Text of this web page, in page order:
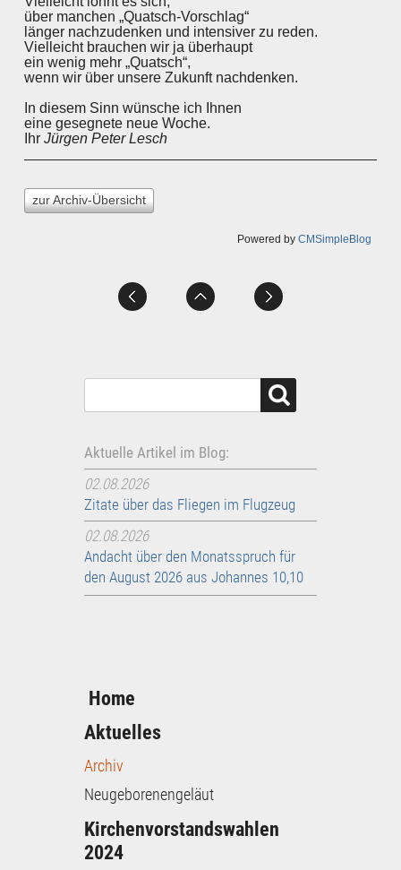
über manchen „Quatsch-Vorschlag“
länger nachzudenken und intensiver zu reden.
Vielleicht brauchen wir ja überhaupt
ein wenig mehr „Quatsch“,
wenn wir über unsere Zukunft nachdenken.
In diesem Sinn wünsche ich Ihnen
eine gesegnete neue Woche.
Ihr Jürgen Peter Lesch
zur Archiv-Übersicht
Powered byCMSimpleBlog
Aktuelle Artikel im Blog:
02.08.2026
Zitate über das Fliegen im Flugzeug
02.08.2026
Andacht über den Monatsspruch für
den August 2026 aus Johannes 10,10
Home
Aktuelles
Archiv
Neugeborenengeläut
Kirchenvorstandswahlen
2024